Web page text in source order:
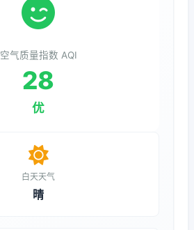
空气质量指数 AQI
28
优
白天天气
晴